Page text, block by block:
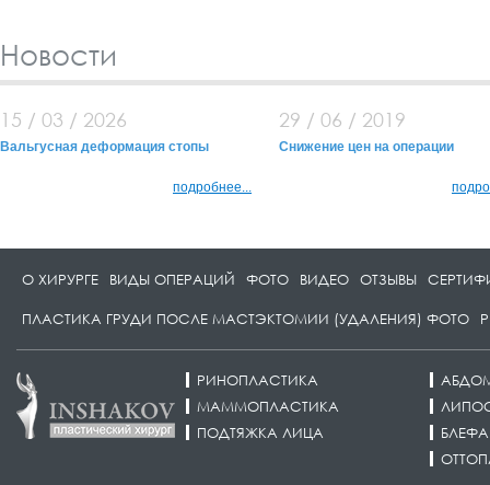
Новости
15 / 03 / 2026
Вальгусная деформация стопы
подробнее...
29 / 06 / 2019
Снижение цен на операции
О ХИРУРГЕ ВИДЫ ОПЕРАЦИЙ ФОТО ВИДЕО ОТЗЫВЫ
ПЛАСТИКА ГРУДИ ПОСЛЕ МАСТЭКТОМИИ (УДАЛЕНИЯ) ФОТО
РИНОПЛАСТИКА
МАММОПЛАСТИКА
ПОДТЯЖКА ЛИЦА